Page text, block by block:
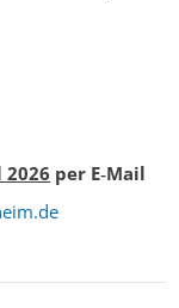
2026 per E‑Mail